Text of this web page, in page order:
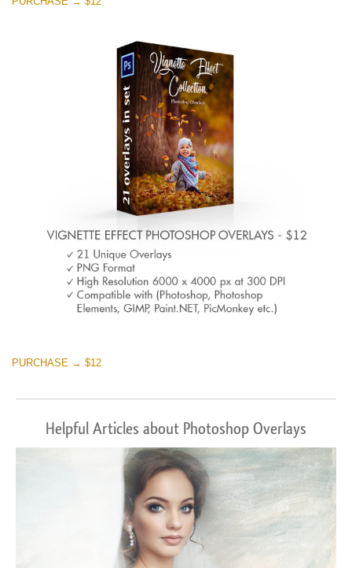
PURCHASE → $12
Helpful Articles about Photoshop Overlays